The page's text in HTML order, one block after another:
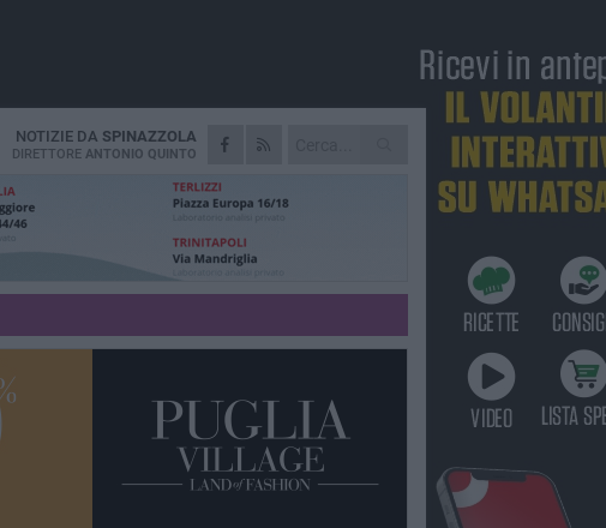
NOTIZIE DA SPINAZZOLA
DIRETTORE ANTONIO QUINTO